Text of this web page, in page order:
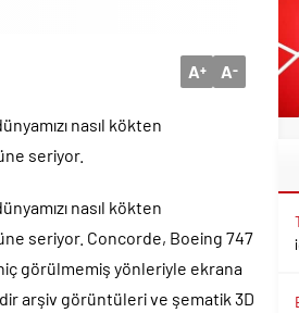
A+ A-
nasıl kökten
seriyor.
nasıl kökten
seriyor. Concorde, Boeing 747
görülmemiş yönleriyle ekrana
arşiv görüntüleri ve şematik 3D